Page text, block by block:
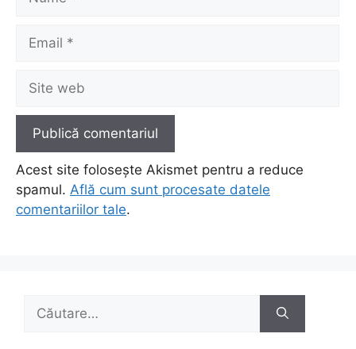
web
Acest site folosește Akismet pentru a reduce
spamul. Află cum sunt procesate datele
comentariilor tale.
Caută